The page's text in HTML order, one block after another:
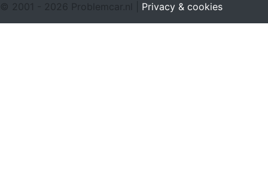
© 2001 - 2026 Problemcar.nl | Privacy & cookies